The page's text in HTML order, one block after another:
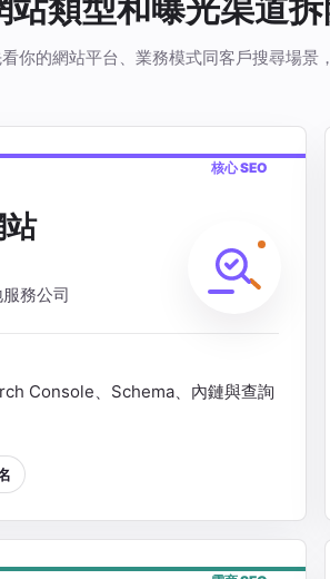
類型和曝光渠道
你的網站平台、業務模式同客戶搜尋場景
核心 SEO
務公司
Console、Schema、內鏈與查詢